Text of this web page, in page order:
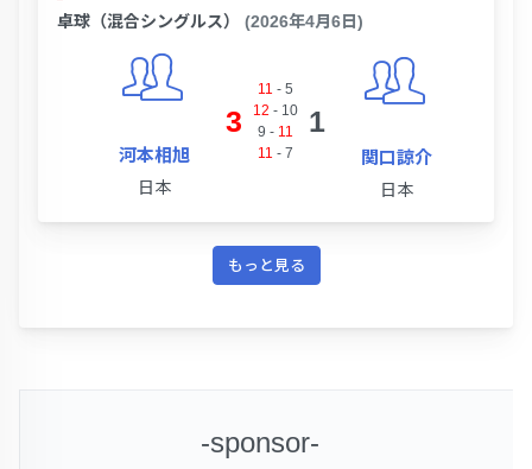
卓球（混合シングルス） (2026年4月6日)
河本相旭
日本
3
11 - 5
12 - 10
9 - 11
11 - 7
1
関口諒介
日本
もっと見る
-sponsor-